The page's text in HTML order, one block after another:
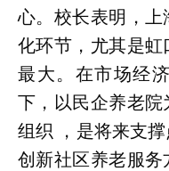
心。校长表明，
化环节，尤其是
最大。在市场经
下，以民企养老
组织 ，是将来支
创新社区养老服